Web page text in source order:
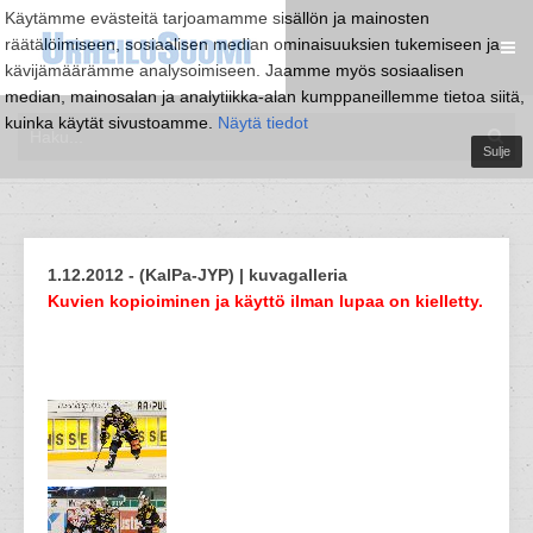
Käytämme evästeitä tarjoamamme sisällön ja mainosten
räätälöimiseen, sosiaalisen median ominaisuuksien tukemiseen ja
kävijämäärämme analysoimiseen. Jaamme myös sosiaalisen
median, mainosalan ja analytiikka-alan kumppaneillemme tietoa siitä,
kuinka käytät sivustoamme. Näytä tiedot
Sulje
1.12.2012 - (KalPa-JYP) | kuvagalleria
Kuvien kopioiminen ja käyttö ilman lupaa on kielletty.